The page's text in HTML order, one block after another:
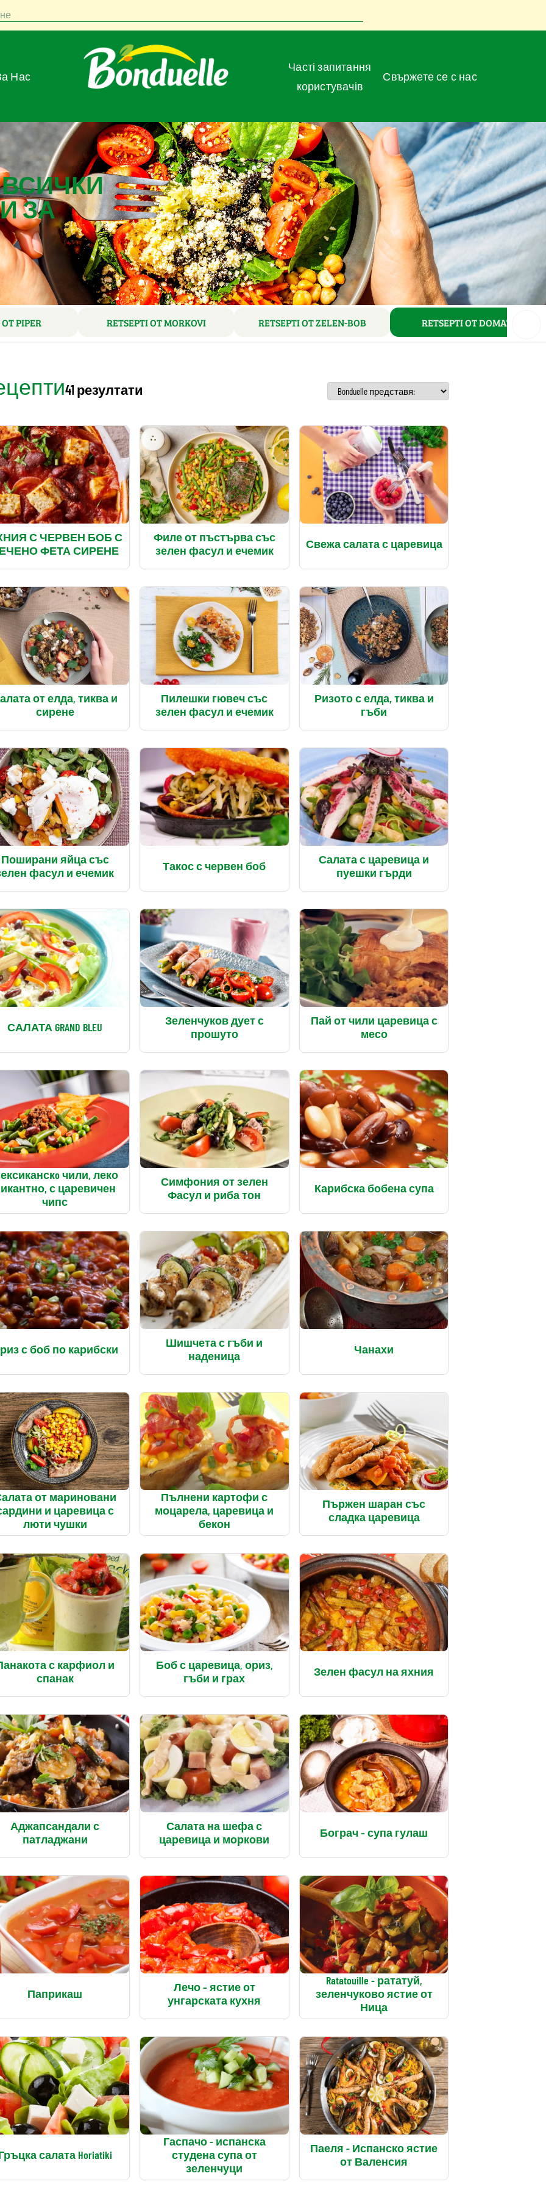
За Нас
Часті запитання
користувачів
Свържете се с нас
ЗА
PIPER RETSEPTI OT MORKOVI RETSEPTI OT ZELEN-BOB RETSEPTI OT DOMATI
41 резултати
С ЧЕРВЕН БОБ С
ФЕТА СИРЕНЕ
Филе от пъстърва със
зелен фасул и ечемик
Свежа салата с царевица
от елда, тиква и
сирене
Пилешки гювеч със
зелен фасул и ечемик
Ризото с елда, тиква и
гъби
Поширани яйца със
фасул и ечемик
Такос с червен боб
Салата с царевица и
пуешки гърди
САЛАТА GRAND BLEU
Зеленчуков дует с
прошуто
Пай от чили царевица с
месо
чили, леко
с царевичен
чипс
Симфония от зелен
Фасул и риба тон
Карибска бобена супа
с боб по карибски
Шишчета с гъби и
наденица
Чанахи
от мариновани
и царевица с
люти чушки
Пълнени картофи с
моцарела, царевица и
бекон
Пържен шаран със
сладка царевица
с карфиол и
спанак
Боб с царевица, ориз,
гъби и грах
Зелен фасул на яхния
Аджапсандали с
патладжани
Салата на шефа с
царевица и моркови
Бограч – супа гулаш
Паприкаш
Лечо – ястие от
унгарската кухня
Ratatouille - рататуй,
зеленчуково ястие от
Ница
салата Horiatiki
Гаспачо - испанска
студена супа от
зеленчуци
Паеля - Испанско ястие
от Валенсия